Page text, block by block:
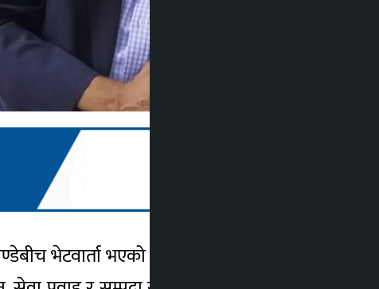
भेटवार्ता भएको छ । मुख्यमन्त्री पाण्डे निवास